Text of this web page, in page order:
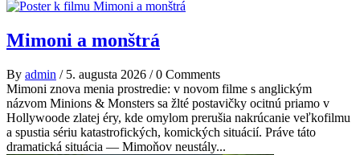
Mimoni a monštrá
By admin / 5. augusta 2026 /0 Comments
Mimoni znova menia prostredie: v novom filme s anglickým
názvom Minions & Monsters sa žlté postavičky ocitnú priamo v
Hollywoode zlatej éry, kde omylom prerušia nakrúcanie veľkofilmu
a spustia sériu katastrofických, komických situácií. Práve táto
dramatická situácia — Mimoňov neustály...